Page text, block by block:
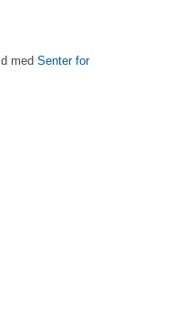
med Senter for